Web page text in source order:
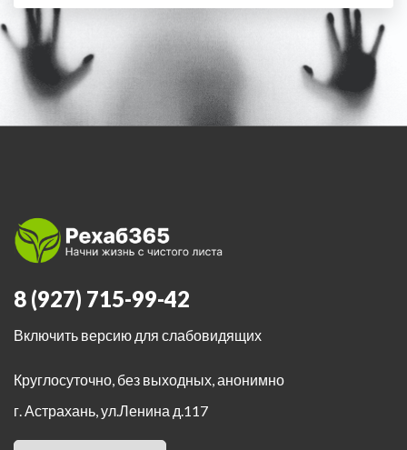
8 (927) 715-99-42
Включить версию для слабовидящих
Круглосуточно, без выходных, анонимно
г. Астрахань,ул.Ленина д.117